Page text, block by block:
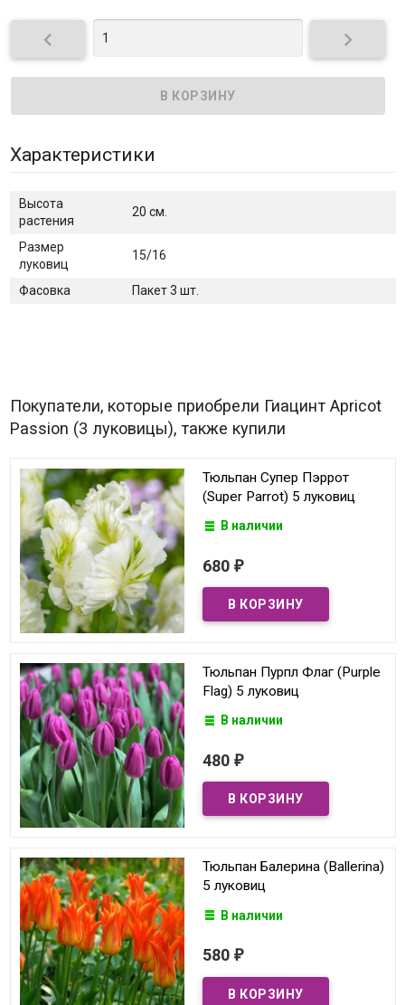
 
Характеристики
Высота
растения
20 см.
Размер
луковиц
15/16
Фасовка Пакет 3 шт.
Покупатели, которые приобрели Гиацинт Apricot
Passion (3 луковицы), также купили
Тюльпан Супер Пэррот
(Super Parrot) 5 луковиц
В наличии
680 ₽
Тюльпан Пурпл Флаг (Purple
Flag) 5 луковиц
В наличии
480 ₽
Тюльпан Балерина (Ballerina)
5 луковиц
В наличии
580 ₽